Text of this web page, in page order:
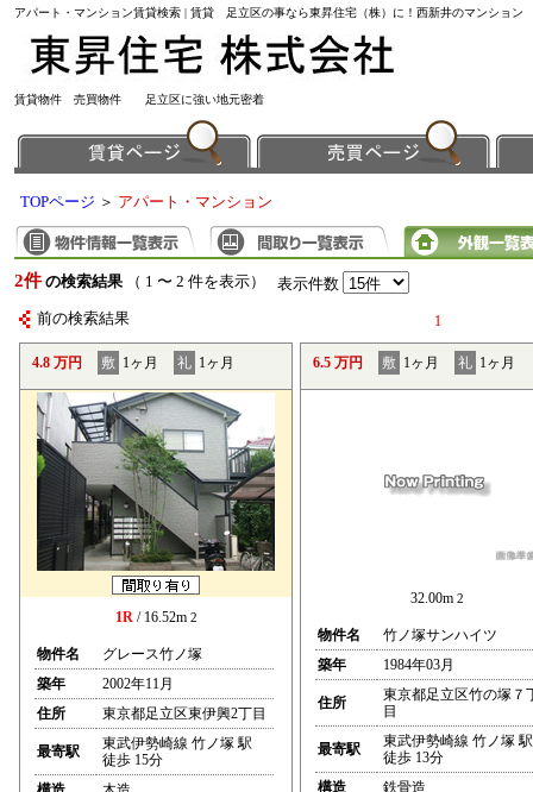
アパート・マンション賃貸検索 | 賃貸 足立区の事なら東昇住宅（株）に！西新井のマンシ
賃貸物件 売買物件 足立区に強い地元密着
TOPページ ＞ アパート・マンション
2件 の検索結果 （ 1 〜 2 件を表示） 表示件数
前の検索結果 1
4.8 万円 敷 1ヶ月 礼 1ヶ月
1R/ 16.52m 2
物件名
グレース竹ノ塚
築年
2002年11月
住所
東京都足立区東伊興2丁目
最寄駅
東武伊勢崎線 竹ノ塚 駅
徒歩 15分
6.5 万円 敷 1ヶ月 礼 1ヶ月
32.00m 2
物件名
竹ノ塚サンハイツ
築年
1984年03月
住所
東京都足立区竹の塚７
目
最寄駅
東武伊勢崎線 竹ノ塚 駅
徒歩 13分
構造
鉄骨造